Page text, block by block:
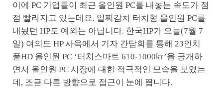
이에 PC 기업들이 최근 올인원 PC를 내놓는 속도가 점
점 빨라지고 있는데요. 일찌감치 터치형 올인원 PC를
내놨던 HP도 예외는 아닙니다. 한국HP가 오늘(7월 7
일) 여의도 HP 사옥에서 기자 간담회를 통해 23인치
풀HD 올인원 PC ‘터치스마트 610-1000kr’을 공개하
면서 올인원 PC 시장에 대한 적극적인 모습을 보였는
데, 조금 다른 방향으로 접근이 눈에 띕니다.